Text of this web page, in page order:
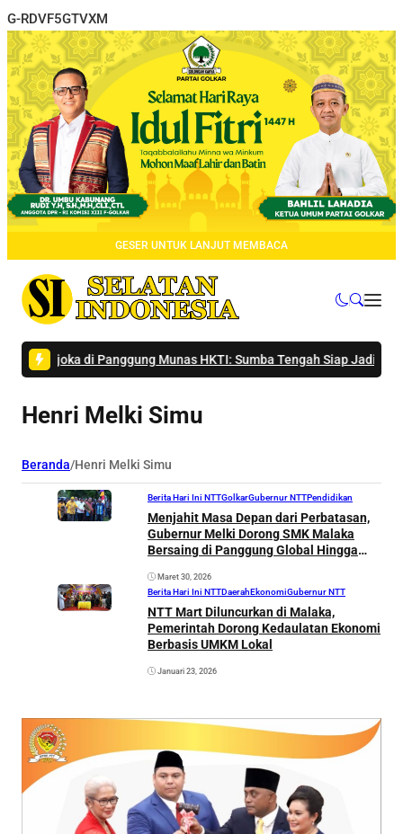
G-RDVF5GTVXM
GESER UNTUK LANJUT MEMBACA
Djoka di Panggung Munas HKTI: Sumba Tengah Siap Jadi Lumbung
Henri Melki Simu
Beranda/Henri Melki Simu
Berita Hari Ini NTTGolkarGubernur NTTPendidikan
Menjahit Masa Depan dari Perbatasan,
Gubernur Melki Dorong SMK Malaka
Bersaing di Panggung Global Hingga
Maret 30, 2026
Berita Hari Ini NTTDaerahEkonomiGubernur NTT
NTT Mart Diluncurkan di Malaka,
Pemerintah Dorong Kedaulatan Ekonomi
Berbasis UMKM Lokal
Januari 23, 2026